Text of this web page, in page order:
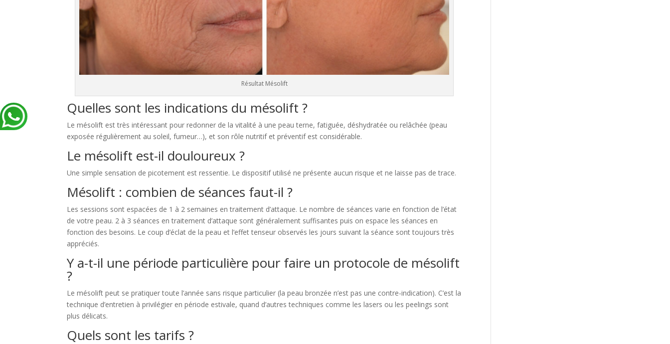
Résultat Mésolift
Quelles sont les indications du mésolift ?
Le mésolift est très intéressant pour redonner de la vitalité à une peau terne, fatiguée, déshydratée ou relâchée (peau
exposée régulièrement au soleil, fumeur…), et son rôle nutritif et préventif est considérable.
Le mésolift est-il douloureux ?
Une simple sensation de picotement est ressentie. Le dispositif utilisé ne présente aucun risque et ne laisse pas de trace.
Mésolift : combien de séances faut-il ?
Les sessions sont espacées de 1 à 2 semaines en traitement d’attaque. Le nombre de séances varie en fonction de l’état
de votre peau. 2 à 3 séances en traitement d’attaque sont généralement suffisantes puis on espace les séances en
fonction des besoins. Le coup d’éclat de la peau et l’effet tenseur observés les jours suivant la séance sont toujours très
appréciés.
Y a-t-il une période particulière pour faire un protocole de mésolift
?
Le mésolift peut se pratiquer toute l’année sans risque particulier (la peau bronzée n’est pas une contre-indication). C’est la
technique d’entretien à privilégier en période estivale, quand d’autres techniques comme les lasers ou les peelings sont
plus délicats.
Quels sont les tarifs ?